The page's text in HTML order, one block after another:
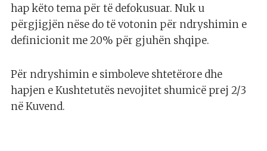
hap këto tema për të defokusuar. Nuk u
përgjigjën nëse do të votonin për ndryshimin e
definicionit me 20% për gjuhën shqipe.
Për ndryshimin e simboleve shtetërore dhe
hapjen e Kushtetutës nevojitet shumicë prej 2/3
në Kuvend.